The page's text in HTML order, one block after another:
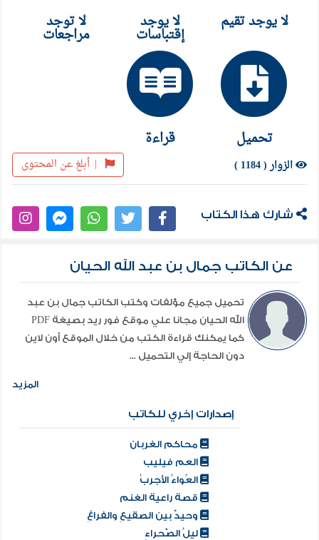
لا يوجد تقيم لا يوجد
إقتباسات
لا توجد
مراجعات
تحميل قراءة
| أبلغ عن المحتوى الزوار ( 1184 )
شارك هذا الكتاب
عن الكاتب جمال بن عبد الله الحيان
تحميل جميع مؤلفات وكتب الكاتب جمال بن عبد
الله الحيان مجانا علي موقع فور ريد بصيغة PDF
كما يمكنك قراءة الكتب من خلال الموقع أون لاين
دون الحاجة إلي التحميل ...
المزيد
إصدارات إخري للكاتب
محاكم الغربان
العم فيليب
العُواءُ الأجربُ
قصة راعية الغنم
وحيدٌ بين الصقيعِ والفراغِ
ليلُ الصّحراءِ